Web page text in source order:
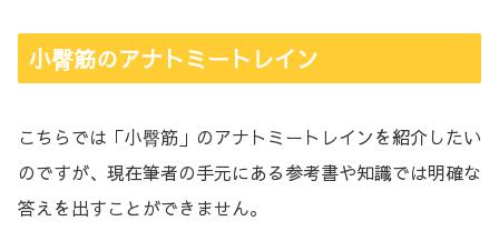
小臀筋のアナトミートレイン
こちらでは「小臀筋」のアナトミートレインを紹介したい
のですが、現在筆者の手元にある参考書や知識では明確な
答えを出すことができません。